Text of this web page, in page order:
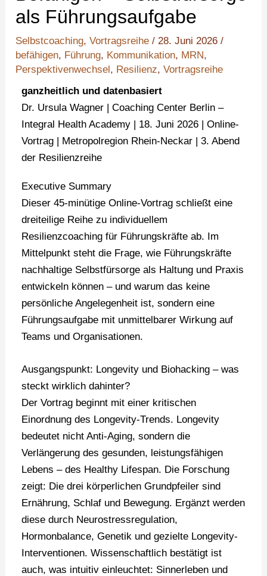
als Führungsaufgabe
Selbstcoaching,Vortragsreihe / 28. Juni 2026/
befähigen, Führung, Kommunikation, MRN,
Perspektivenwechsel, Resilienz,Vortragsreihe
ganzheitlich und datenbasiert
Dr. Ursula Wagner | Coaching Center Berlin –
Integral Health Academy | 18. Juni 2026 | Online-
Vortrag | Metropolregion Rhein-Neckar | 3. Abend
der Resilienzreihe
Executive Summary
Dieser 45-minütige Online-Vortrag schließt eine
dreiteilige Reihe zu individuellem
Resilienzcoaching für Führungskräfte ab. Im
Mittelpunkt steht die Frage, wie Führungskräfte
nachhaltige Selbstfürsorge als Haltung und Praxis
entwickeln können – und warum das keine
persönliche Angelegenheit ist, sondern eine
Führungsaufgabe mit unmittelbarer Wirkung auf
Teams und Organisationen.
Ausgangspunkt: Longevity und Biohacking – was
steckt wirklich dahinter?
Der Vortrag beginnt mit einer kritischen
Einordnung des Longevity-Trends. Longevity
bedeutet nicht Anti-Aging, sondern die
Verlängerung des gesunden, leistungsfähigen
Lebens – des Healthy Lifespan. Die Forschung
zeigt: Die drei körperlichen Grundpfeiler sind
Ernährung, Schlaf und Bewegung. Ergänzt werden
diese durch Neurostressregulation,
Hormonbalance, Genetik und gezielte Longevity-
Interventionen. Wissenschaftlich bestätigt ist
auch, was intuitiv einleuchtet: Sinnerleben und